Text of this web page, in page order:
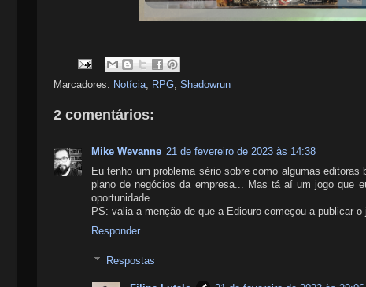
Marcadores: Notícia, RPG, Shadowrun
2 comentários:
Mike Wevanne 21 de fevereiro de 2023 às 14:38
Eu tenho um problema sério sobre como algumas
plano de negócios da empresa... Mas tá aí um jogo que
oportunidade.
PS: valia a menção de que a Ediouro começou a publicar o
Responder
Respostas